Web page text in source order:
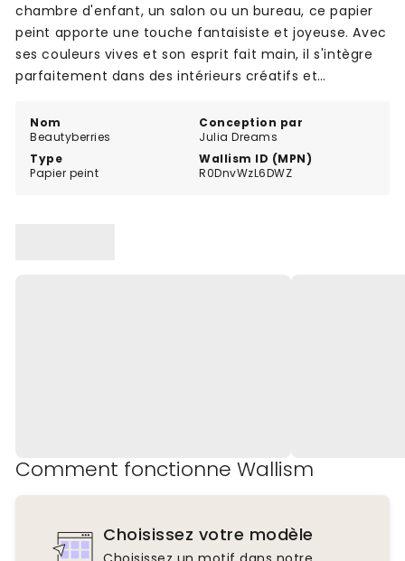
Nom
Beautyberries
Conception par
Julia Dreams
Type
Papier peint
Wallism ID (MPN)
R0DnvWzL6DWZ
chambre d'enfant, un salon ou un bureau, ce papier
peint apporte une touche fantaisiste et joyeuse. Avec
ses couleurs vives et son esprit fait main, il s'intègre
parfaitement dans des intérieurs créatifs et
Comment fonctionne Wallism
Choisissez votre modèle